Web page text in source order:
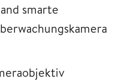
smarte